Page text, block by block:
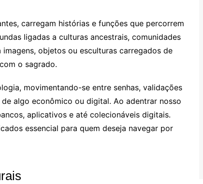
carregam histórias e funções que percorrem
ligadas a culturas ancestrais, comunidades
objetos ou esculturas carregados de
o sagrado.
movimentando-se entre senhas, validações
algo econômico ou digital. Ao adentrar nosso
aplicativos e até colecionáveis digitais.
essencial para quem deseja navegar por